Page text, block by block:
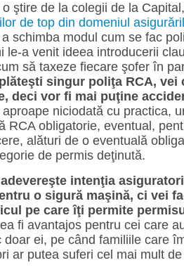
ştire de la colegii de la
de top din domeniul
schimba modul cum se fac
le-a venit ideea introducerii
să taxeze fiecare şofer în
singur poliţa RCA, vei
deci vor fi mai puţine
niciodată cu practica,
RCA obligatorie, eventual,
alături de o eventuală
de permis deţinută.
intenţia
o sigură maşină, ci vei
pe care îţi permite
fi avantajos pentru cei care
doar ei, pe când familiile care
ar putea suferi cel mai mult